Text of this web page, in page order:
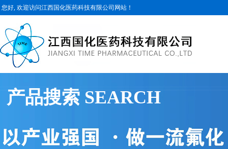
您好, 欢迎访问江西国化医药科技有限公司网站！
产品搜索 SEARCH